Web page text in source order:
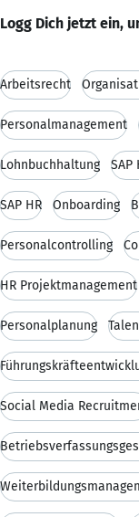
Logg Dich jetzt ein,
Arbeitsrecht
Personalmanagement
Lohnbuchhaltung SAP
SAP HR Onboarding
Personalcontrolling
HR Projektmanagement
Personalplanung
Social Media